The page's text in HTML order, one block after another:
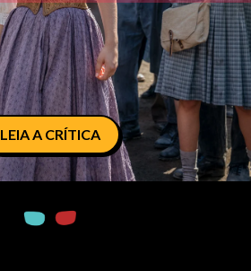
LEIA A CRÍTICA